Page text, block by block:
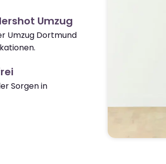
Umzug
Umzug Dortmund
Sorgen in